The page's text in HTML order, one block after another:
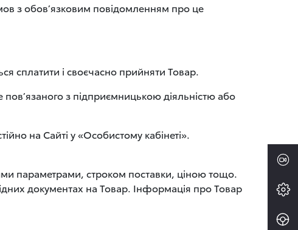
з обов’язковим повідомленням про це
сплатити і своєчасно прийняти Товар.
з підприємницькою діяльністю або
на Сайті у «Особистому кабінеті».
параметрами, строком поставки, ціною тощо.
документах на Товар. Інформація про Товар